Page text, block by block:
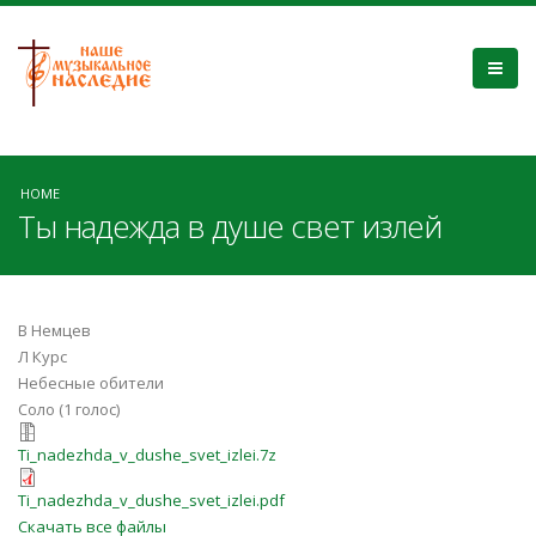
HOME
Ты надежда в душе свет излей
В Немцев
Л Курс
Небесные обители
Соло (1 голос)
Ti_nadezhda_v_dushe_svet_izlei.7z
Ti_nadezhda_v_dushe_svet_izlei.7z
Ti_nadezhda_v_dushe_svet_izlei.pdf
Ti_nadezhda_v_dushe_svet_izlei.pdf
Скачать все файлы